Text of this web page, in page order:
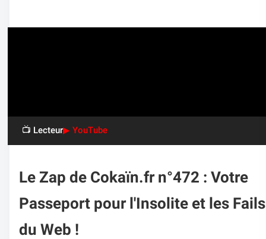
📺 Lecteur▶ YouTube
Le Zap de Cokaïn.fr n°472 : Votre
Passeport pour l'Insolite et les Fails
du Web !